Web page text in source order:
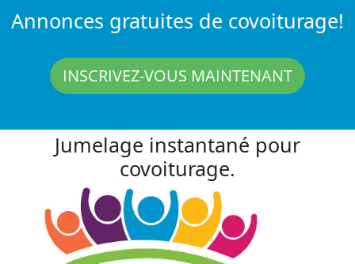
Annonces gratuites de covoiturage!
INSCRIVEZ-VOUS MAINTENANT
Jumelage instantané pour
covoiturage.